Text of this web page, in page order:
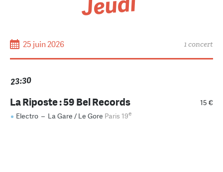
25 juin 2026 1 concert
23:30
15 €
La Riposte : 59 Bel Records
Electro – La Gare / Le Gore Paris 19e